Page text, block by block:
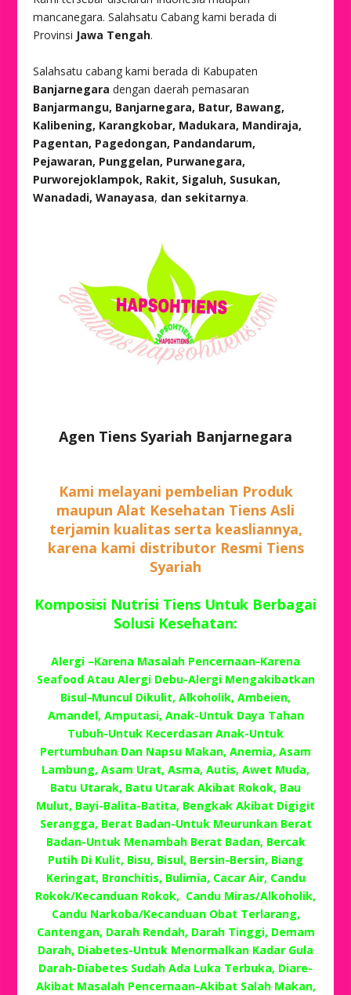
mancanegara. Salahsatu Cabang kami berada di
Provinsi Jawa Tengah.
Salahsatu cabang kami berada di Kabupaten
Banjarnegaradengan daerah pemasaran
Banjarmangu, Banjarnegara, Batur, Bawang,
Kalibening, Karangkobar, Madukara, Mandiraja,
Pagentan, Pagedongan, Pandandarum,
Pejawaran, Punggelan, Purwanegara,
Purworejoklampok, Rakit, Sigaluh, Susukan,
Wanadadi, Wanayasa, dan sekitarnya.
Agen Tiens Syariah Banjarnegara
Kami melayani pembelian Produk
maupun Alat Kesehatan Tiens Asli
terjamin kualitas serta keasliannya,
karena kami distributor Resmi Tiens
Syariah
Komposisi Nutrisi Tiens Untuk Berbagai
Solusi Kesehatan:
Alergi –Karena Masalah Pencernaan-Karena
Seafood Atau Alergi Debu-Alergi Mengakibatkan
Bisul-Muncul Dikulit, Alkoholik, Ambeien,
Amandel, Amputasi, Anak-Untuk Daya Tahan
Tubuh-Untuk Kecerdasan Anak-Untuk
Pertumbuhan Dan Napsu Makan, Anemia, Asam
Lambung, Asam Urat, Asma, Autis, Awet Muda,
Batu Utarak, Batu Utarak Akibat Rokok, Bau
Mulut, Bayi-Balita-Batita, Bengkak Akibat Digigit
Serangga, Berat Badan-Untuk Meurunkan Berat
Badan-Untuk Menambah Berat Badan, Bercak
Putih Di Kulit, Bisu, Bisul, Bersin-Bersin, Biang
Keringat, Bronchitis, Bulimia, Cacar Air, Candu
Rokok/Kecanduan Rokok, Candu Miras/Alkoholik,
Candu Narkoba/Kecanduan Obat Terlarang,
Cantengan, Darah Rendah, Darah Tinggi, Demam
Darah, Diabetes-Untuk Menormalkan Kadar Gula
Darah-Diabetes Sudah Ada Luka Terbuka, Diare-
Akibat Masalah Pencernaan-Akibat Salah Makan,